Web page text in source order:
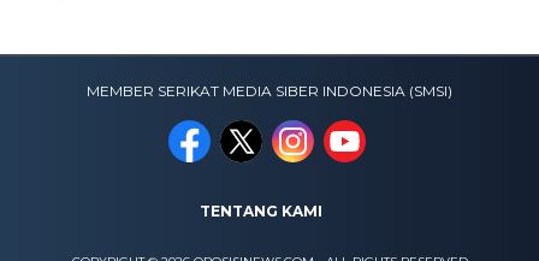
MEMBER SERIKAT MEDIA SIBER INDONESIA (SMSI)
TENTANG KAMI